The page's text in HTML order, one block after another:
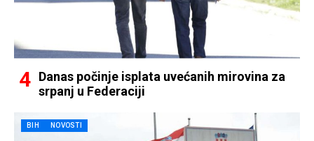
Danas počinje isplata uvećanih mirovina za
srpanj u Federaciji
BIH NOVOSTI